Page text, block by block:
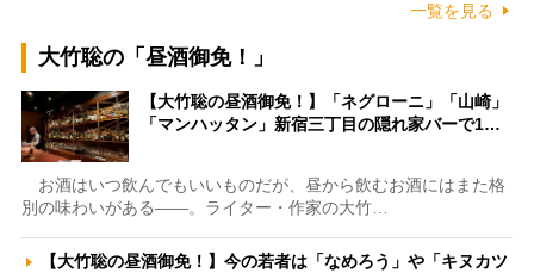
一覧を見る
大竹聡の「昼酒御免！」
【大竹聡の昼酒御免！】「ネグローニ」「山崎」
「マンハッタン」新宿三丁目の隠れ家バーで1…
お酒はいつ飲んでもいいものだが、昼から飲むお酒にはまた格
別の味わいがある――。ライター・作家の大竹…
【大竹聡の昼酒御免！】今の若者は「なめろう」や「キヌカツ